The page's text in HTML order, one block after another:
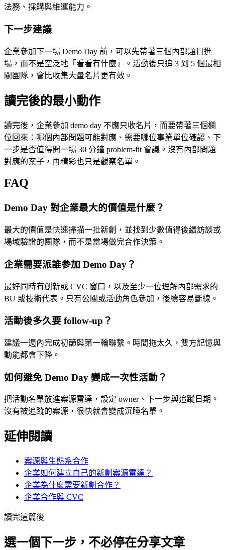
法務、採購與維運能力。
下一步建議
企業參加下一場 Demo Day 前，可以先帶著三個內部題目進
場，而不是空泛地「看看有什麼」。活動後只追 3 到 5 個最相
關團隊，會比收集大量名片更有效。
讀完後的最小動作
讀完後，企業參加 demo day 不應只收名片，而要帶著三個欄
位回來：哪個內部問題可能對應、需要哪位事業單位確認、下
一步是否值得開一場 30 分鐘 problem-fit 會議。沒有內部問題
對應的案子，再精彩也只是觀察名單。
FAQ
Demo Day 對企業最大的價值是什麼？
最大的價值是快速掃描一批新創，並找到少數值得後續訪談或
場域驗證的團隊，而不是當場做完合作決策。
企業需要派誰參加 Demo Day？
最好同時有創新或 CVC 窗口，以及至少一位理解內部需求的
BU 或技術代表。只有公關或活動角色參加，後續容易斷線。
活動後多久要 follow-up？
建議一週內完成初篩與第一輪聯繫。時間拖太久，雙方記憶與
動能都會下降。
如何避免 Demo Day 變成一次性活動？
把活動名單放進案源雷達，設定 owner、下一步與追蹤日期。
沒有被追蹤的案源，很快就會變成沉睡名單。
延伸閱讀
案源與生態系合作
企業如何建立自己的新創案源雷達？
企業為什麼需要新創合作？
企業合作與 CVC
讀完這篇後
選一個下一步，不必停在分享文章